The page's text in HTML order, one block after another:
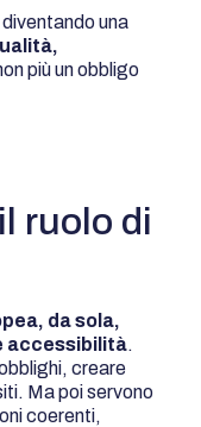
una
più un obbligo
ruolo di
da sola,
accessibilità.
creare
Ma poi servono
coerenti,